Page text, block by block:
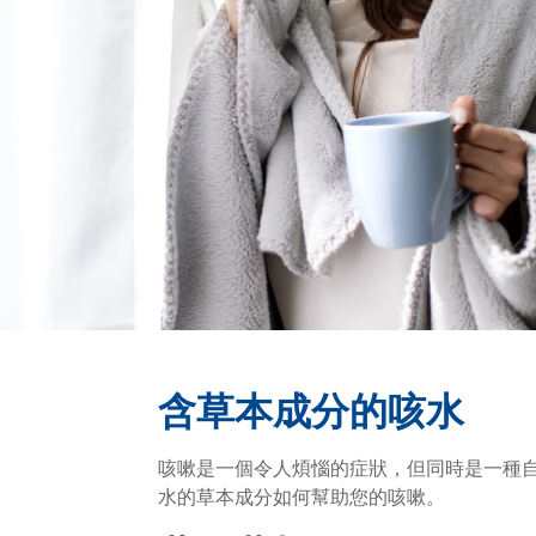
含草本成分的咳水
咳嗽是一個令人煩惱的症狀，但同時是一種
水的草本成分如何幫助您的咳嗽。